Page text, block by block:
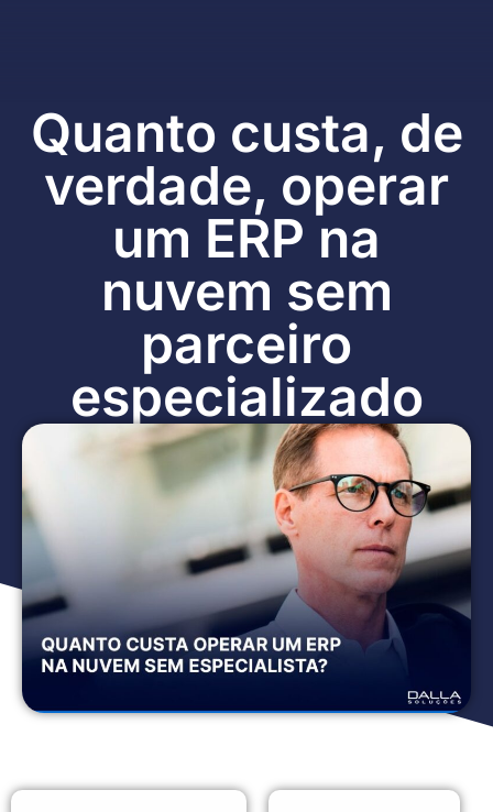
Quanto custa, de
verdade, operar
um ERP na
nuvem sem
parceiro
especializado